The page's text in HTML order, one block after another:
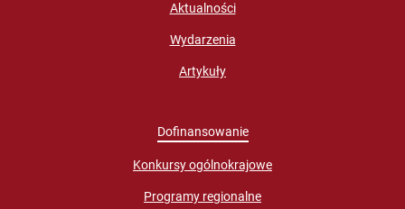
Aktualności
Wydarzenia
Artykuły
Dofinansowanie
Konkursy ogólnokrajowe
Programy regionalne